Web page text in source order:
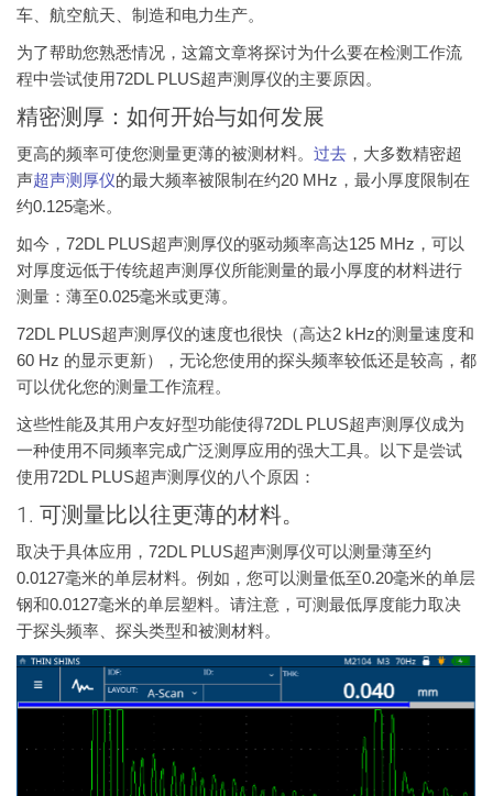
车、航空航天、制造和电力生产。
为了帮助您熟悉情况，这篇文章将探讨为什么要在检测工作流
程中尝试使用72DL PLUS超声测厚仪的主要原因。
精密测厚：如何开始与如何发展
更高的频率可使您测量更薄的被测材料。 过去 ，大多数精密超
声超声测厚仪的最大频率被限制在约20 MHz，最小厚度限制在
约0.125毫米。
如今，72DL PLUS超声测厚仪的驱动频率高达125 MHz，可以
对厚度远低于传统超声测厚仪所能测量的最小厚度的材料进行
测量：薄至0.025毫米或更薄。
72DL PLUS超声测厚仪的速度也很快（高达2 kHz的测量速度和
60 Hz 的显示更新），无论您使用的探头频率较低还是较高，都
可以优化您的测量工作流程。
这些性能及其用户友好型功能使得72DL PLUS超声测厚仪成为
一种使用不同频率完成广泛测厚应用的强大工具。以下是尝试
使用72DL PLUS超声测厚仪的八个原因：
1. 可测量比以往更薄的材料。
取决于具体应用，72DL PLUS超声测厚仪可以测量薄至约
0.0127毫米的单层材料。例如，您可以测量低至0.20毫米的单层
钢和0.0127毫米的单层塑料。请注意，可测最低厚度能力取决
于探头频率、探头类型和被测材料。